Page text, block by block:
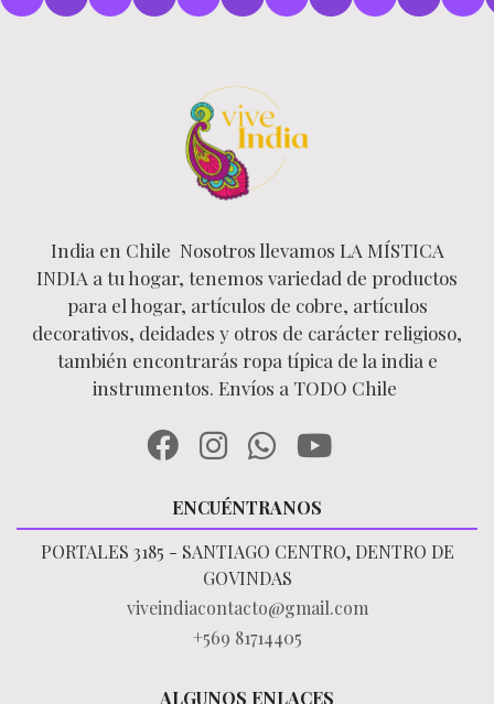
India en Chile Nosotros llevamos LA MÍSTICA
INDIA a tu hogar, tenemos variedad de productos
para el hogar, artículos de cobre, artículos
decorativos, deidades y otros de carácter religioso,
también encontrarás ropa típica de la india e
instrumentos. Envíos a TODO Chile
ENCUÉNTRANOS
PORTALES 3185 - SANTIAGO CENTRO, DENTRO DE
GOVINDAS
viveindiacontacto@gmail.com
+569 81714405
ALGUNOS ENLACES